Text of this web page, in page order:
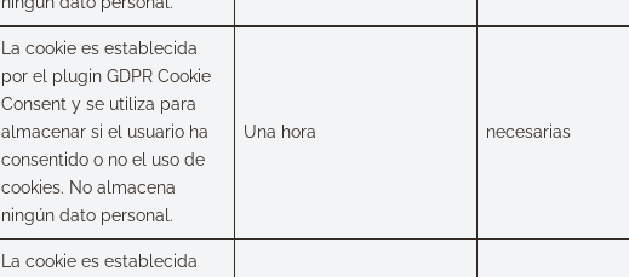
La cookie es establecida
por el plugin GDPR Cookie
Consent y se utiliza para
almacenar si el usuario ha
consentido o no el uso de
cookies. No almacena
ningún dato personal.
Una hora necesarias
La cookie es establecida